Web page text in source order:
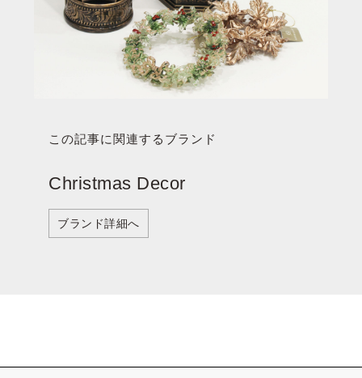
この記事に関連するブランド
Christmas Decor
ブランド詳細へ